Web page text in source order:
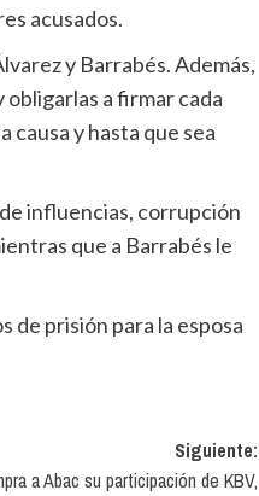
acusados.
a firmar cada
causa y hasta que sea
que a Barrabés le
Siguiente:
a Abac su participación de KBV,